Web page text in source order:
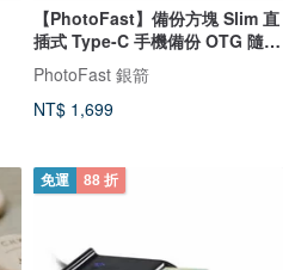
【PhotoFast】備份方塊 Slim 直
插式 Type-C 手機備份 OTG 隨身
碟
PhotoFast 銀箭
NT$ 1,699
免運 88 折